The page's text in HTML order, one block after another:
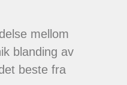
mellom
blanding av
beste fra